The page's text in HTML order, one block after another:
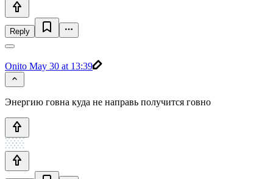
Reply
Onito May 30 at 13:39
Энергию говна куда не направь получится говно